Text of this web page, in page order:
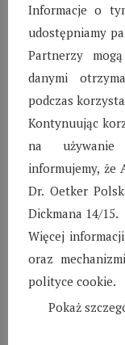
branżowej.
Czytaj więcej
Wioski
Biłgoraj
Kraśnik
Informacje o
udostępniamy
Partnerzy
danymi
podczas
Kontynuując
na używanie
informujemy, że
Dr. Oetker
Dickmana 14/15.
Więcej
oraz
polityce cookie.
Pokaż